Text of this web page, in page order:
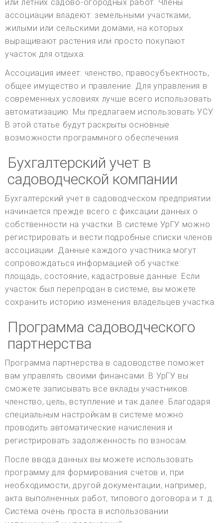
или летних садово-огородных работ. Члены
ассоциации владеют: земельными участками,
жилыми или сельскими домами, на которых
выращивают растения или просто покупают
участок для отдыха.
Ассоциация имеет: членство, правосубъектность,
общее имущество и правление. Для управления в
современных условиях лучше всего использовать
автоматизацию. Мы предлагаем использовать УСУ.
В этой статье будут раскрыты основные
возможности программного обеспечения.
Бухгалтерский учет в
садоводческой компании
Бухгалтерский учет в садоводческом предприятии
начинается прежде всего с фиксации данных о
собственности на участки. В системе УрГУ можно
регистрировать и вести подробные списки членов
ассоциации. Данные каждого участника могут
сопровождаться информацией об участке:
площадь, состояние, кадастровые данные. Если
участок был перепродан в системе, вы можете
сохранить историю изменения владельцев участка.
Программа садоводческого
партнерства
Программа партнерства в садоводстве поможет
вам управлять своими финансами. В УрГУ вы
сможете записывать все вклады участников:
членство, цель, вступление и так далее. Благодаря
специальным настройкам в системе можно
проводить автоматические начисления и
регистрировать задолженность по взносам.
После ввода данных вы можете использовать
программу для формирования счетов и, при
необходимости, другой документации, например,
акта выполненных работ, типового договора и т. д.
Система очень проста в использовании